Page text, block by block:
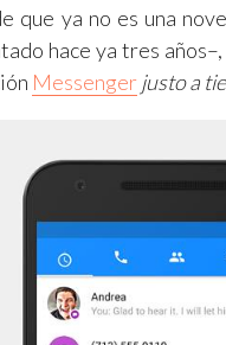
que ya no es una
hace ya tres
Messenger justo a